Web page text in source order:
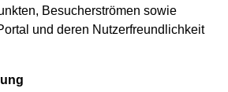
Besucherströmen sowie
und deren Nutzerfreundlichkeit